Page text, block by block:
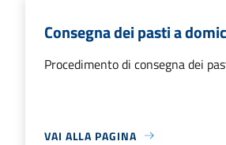
Consegna dei pasti a
Procedimento di consegna dei
VAI ALLA PAGINA